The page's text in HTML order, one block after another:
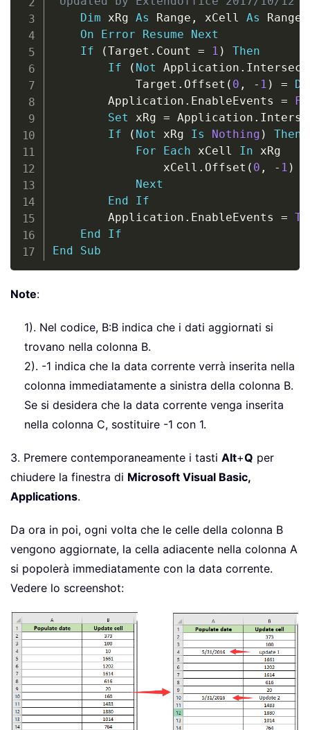
Dim xRg As Range , xCell As Range
On
Error Resume
Next
If
(Target . Count = 1 )
Then
If
( Not Application . Intersect
            Target
. Offset ( 0 , - 1 ) =
        Application
. EnableEvents =
Set xRg = Application .
If
( Not xRg Is Nothing )
Then
For
Each xCell In xRg
                xCell
. Offset ( 0 , - 1 )
Next
End
If
        Application
. EnableEvents =
End
If
End
Sub
Note:
1). Nel codice, B:B indica che i dati aggiornati si
trovano nella colonna B.
2). -1 indica che la data corrente verrà inserita nella
colonna immediatamente a sinistra della colonna B.
Se si desidera che la data corrente venga inserita
nella colonna C, sostituire -1 con 1.
3. Premere contemporaneamente i tasti Alt+Q per
chiudere la finestra di Microsoft Visual Basic,
Applications.
Da ora in poi, ogni volta che le celle della colonna B
vengono aggiornate, la cella adiacente nella colonna A
si popolerà immediatamente con la data corrente.
Vedere lo screenshot: